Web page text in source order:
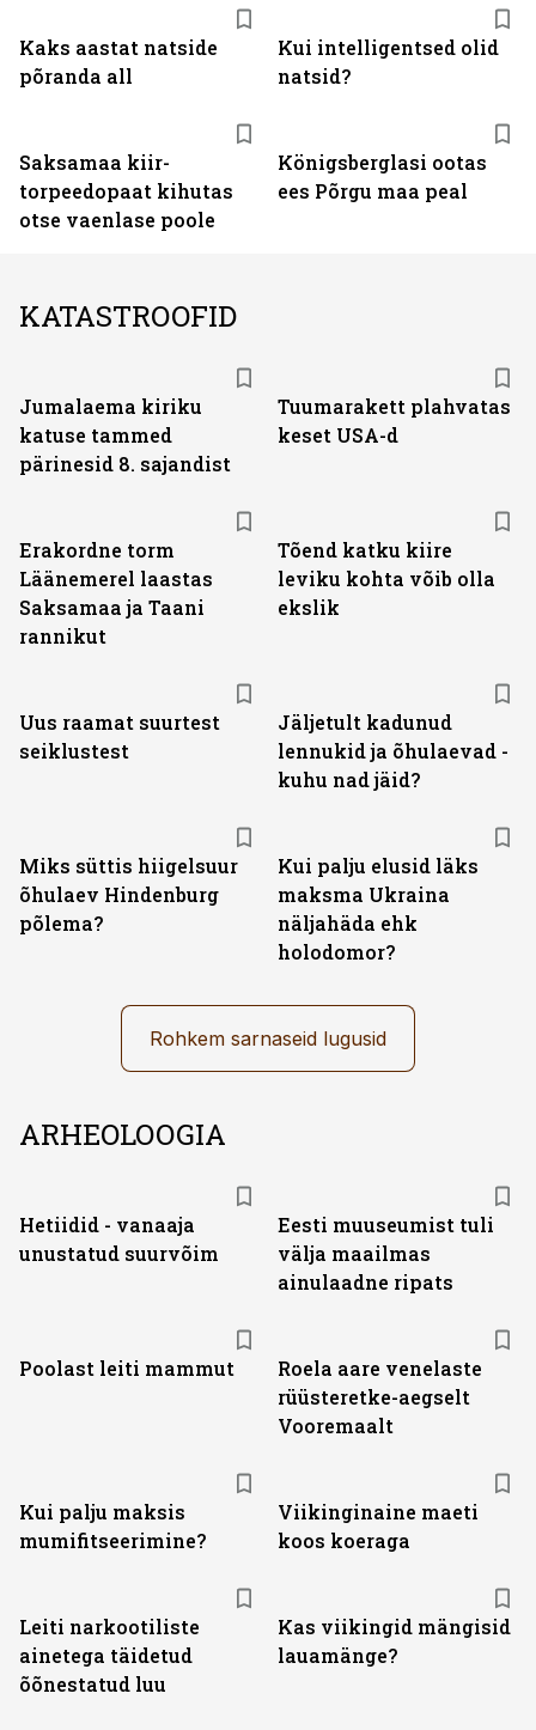
Kaks aastat natside
põranda all
Kui intelligentsed olid
natsid?
Saksamaa kiir-
torpeedo­paat kihutas
otse vaenlase poole
Königsberglasi ootas
ees Põrgu maa peal
KATASTROOFID
Jumalaema kiriku
katuse tammed
pärinesid 8. sajandist
Tuumarakett plahvatas
keset USA-d
Erakordne torm
Läänemerel laastas
Saksamaa ja Taani
rannikut
Tõend katku kiire
leviku kohta võib olla
ekslik
Uus raamat suurtest
seiklustest
Jäljetult kadunud
lennukid ja õhulaevad -
kuhu nad jäid?
Miks süttis hiigelsuur
õhulaev Hindenburg
põlema?
Kui palju elusid läks
maksma Ukraina
näljahäda ehk
holodomor?
Rohkem sarnaseid lugusid
ARHEOLOOGIA
Hetiidid - vanaaja
unustatud suurvõim
Eesti muuseumist tuli
välja maailmas
ainulaadne ripats
Poolast leiti mammut
Roela aare venelaste
rüüsteretke-aegselt
Vooremaalt
Kui palju maksis
mumifitseerimine?
Viikinginaine maeti
koos koeraga
Leiti narkootiliste
ainetega täidetud
õõnestatud luu
Kas viikingid mängisid
lauamänge?